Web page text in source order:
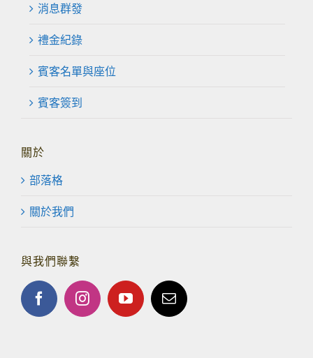
消息群發
禮金紀錄
賓客名單與座位
賓客簽到
關於
部落格
關於我們
與我們聯繫